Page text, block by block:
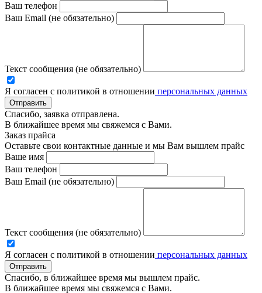
Ваш телефон
Ваш Email (не обязательно)
Текст сообщения (не обязательно)
Я согласен с политикой в отношении персональных данных
Отправить
Спасибо, заявка отправлена.
В ближайшее время мы свяжемся с Вами.
Заказ прайса
Оставьте свои контактные данные и мы Вам вышлем прайс
Ваше имя
Ваш телефон
Ваш Email (не обязательно)
Текст сообщения (не обязательно)
Я согласен с политикой в отношении персональных данных
Отправить
Спасибо, в ближайшее время мы вышлем прайс.
В ближайшее время мы свяжемся с Вами.